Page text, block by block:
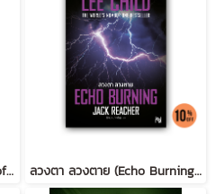
Brian Tracy on The Power of Self-Confidence ลวงตา ลวงตาย (Echo Burning) [ฉบับปรับปรุง] #5